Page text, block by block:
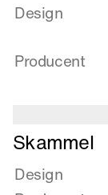
om
Design
Producent
Læs
mere
om
Skammel
Skammel
Design